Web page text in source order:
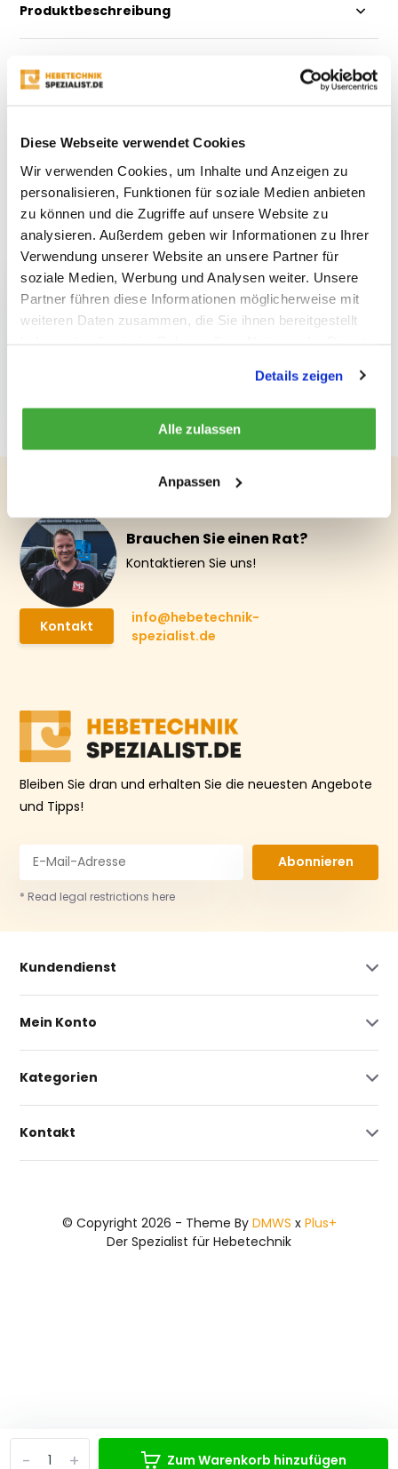
Diese Webseite verwendet Cookies
Wir verwenden Cookies, um Inhalte und Anzeigen zu
personalisieren, Funktionen für soziale Medien anbieten
zu können und die Zugriffe auf unsere Website zu
analysieren. Außerdem geben wir Informationen zu Ihrer
Verwendung unserer Website an unsere Partner für
soziale Medien, Werbung und Analysen weiter. Unsere
Partner führen diese Informationen möglicherweise mit
weiteren Daten zusammen, die Sie ihnen bereitgestellt
Details zeigen
Alle zulassen
Anpassen
+
- Zum Warenkorb hinzufügen
Produktbeschreibung
Eigenschaften
Teilen
Kürzlich gesehen
Brauchen Sie einen Rat?
Kontaktieren Sie uns!
Kontakt
info@hebetechnik-
spezialist.de
Bleiben Sie dran und erhalten Sie die neuesten Angebote
und Tipps!
Abonnieren
* Read legal restrictions here
Kundendienst
Mein Konto
Kategorien
Kontakt
© Copyright 2026 - Theme By DMWS x Plus+
Der Spezialist für Hebetechnik